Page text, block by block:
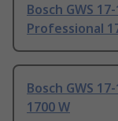
Bosch GWS
Professional
Bosch GWS
1700 W